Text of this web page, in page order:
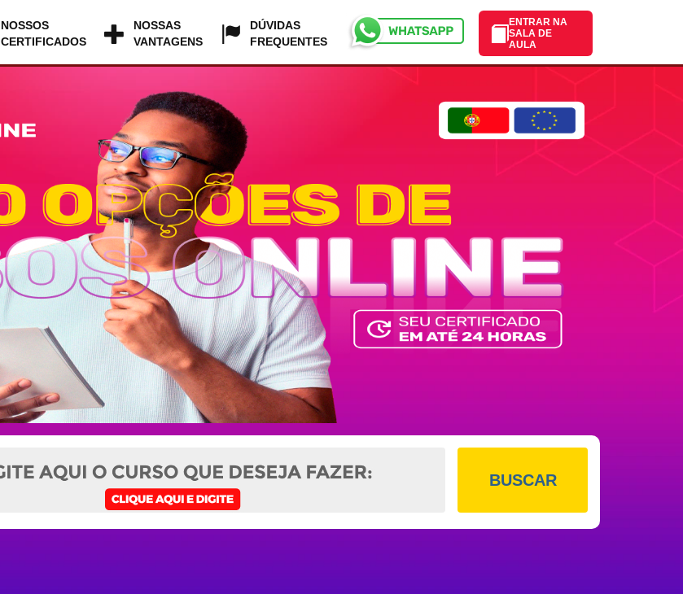
NOSSOS
CERTIFICADOS
NOSSAS
VANTAGENS
DÚVIDAS
FREQUENTES
ENTRAR NA
SALA DE
AULA
BUSCAR